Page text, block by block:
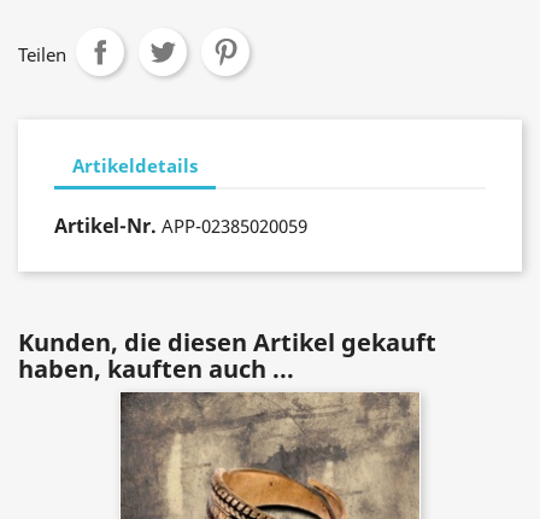
Teilen
Artikeldetails
Artikel-Nr. APP-02385020059
Kunden, die diesen Artikel gekauft
haben, kauften auch ...